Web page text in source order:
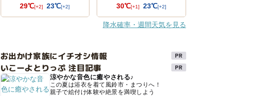
29℃[+2] 23℃[+2]
30℃[+1] 23℃[+2]
降水確率・週間天気を見る
お出かけ家族にイチオシ情報
いこーよとりっぷ 注目記事
涼やかな音色に癒やされる♪
この夏は浴衣を着て風鈴市・まつりへ！
親子で絵付け体験や絶景を満喫しよう